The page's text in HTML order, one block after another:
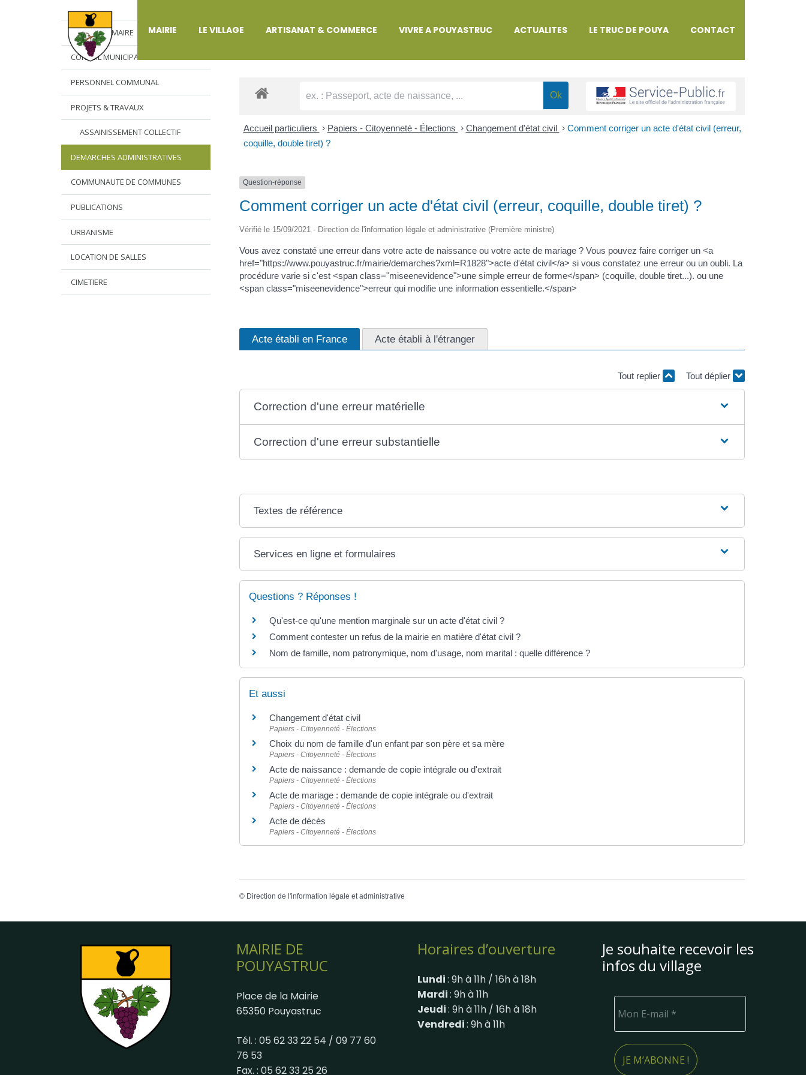
MAIRIE LE VILLAGE ARTISANAT & COMMERCE VIVRE A POUYASTRUC ACTUALITES LE TRUC DE POUYA CONTACT
L’EDITO DU MAIRE
CONSEIL MUNICIPAL
PERSONNEL COMMUNAL
PROJETS & TRAVAUX
ASSAINISSEMENT COLLECTIF
DEMARCHES ADMINISTRATIVES
COMMUNAUTE DE COMMUNES
PUBLICATIONS
URBANISME
LOCATION DE SALLES
CIMETIERE
DÉMARCHES ADMINISTRATIVES
Accueil particuliers > Papiers - Citoyenneté - Élections > Changement d'état civil > Comment corriger un acte d'état civil (erreur,
coquille, double tiret) ?
Question-réponse
Comment corriger un acte d'état civil (erreur, coquille, double tiret) ?
Vérifié le 15/09/2021 - Direction de l'information légale et administrative (Première ministre)
Vous avez constaté une erreur dans votre acte de naissance ou votre acte de mariage ? Vous pouvez faire corriger un <a
href="https://www.pouyastruc.fr/mairie/demarches?xml=R1828">acte d'état civil</a> si vous constatez une erreur ou un oubli. La
procédure varie si c'est <span class="miseenevidence">une simple erreur de forme</span> (coquille, double tiret...). ou une
<span class="miseenevidence">erreur qui modifie une information essentielle.</span>
Acte établi en France Acte établi à l'étranger
Tout replier Tout déplier
Correction d'une erreur matérielle
Correction d'une erreur substantielle
Textes de référence
Services en ligne et formulaires
Questions ? Réponses !
Qu'est-ce qu'une mention marginale sur un acte d'état civil ?
Comment contester un refus de la mairie en matière d'état civil ?
Nom de famille, nom patronymique, nom d'usage, nom marital : quelle différence ?
Et aussi
Changement d'état civil
Papiers - Citoyenneté - Élections
Choix du nom de famille d'un enfant par son père et sa mère
Papiers - Citoyenneté - Élections
Acte de naissance : demande de copie intégrale ou d'extrait
Papiers - Citoyenneté - Élections
Acte de mariage : demande de copie intégrale ou d'extrait
Papiers - Citoyenneté - Élections
Acte de décès
Papiers - Citoyenneté - Élections
© Direction de l'information légale et administrative
MAIRIE DE
POUYASTRUC
Place de la Mairie
65350 Pouyastruc
Tél. : 05 62 33 22 54 / 09 77 60
76 53
Fax. : 05 62 33 25 26
Horaires d’ouverture
Lundi: 9h à 11h / 16h à 18h
Mardi: 9h à 11h
Jeudi: 9h à 11h / 16h à 18h
Vendredi: 9h à 11h
Je souhaite recevoir les
infos du village